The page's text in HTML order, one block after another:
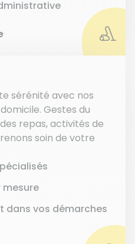
sérénité avec nos
Gestes du
repas, activités de
soin de votre
mesure
dans vos démarches